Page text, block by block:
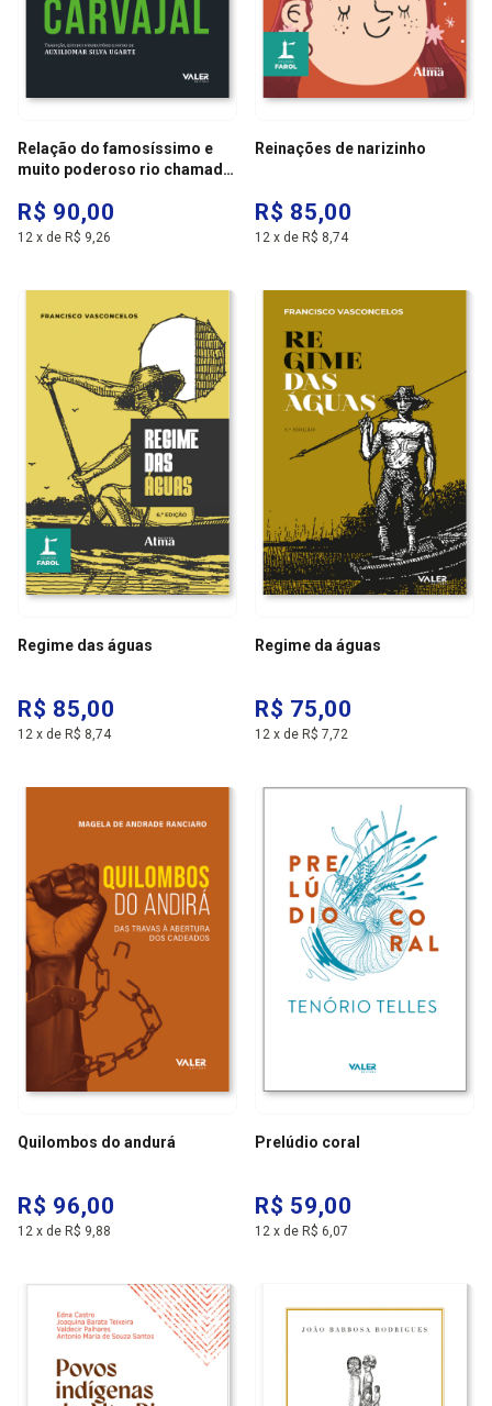
Relação do famosíssimo e
muito poderoso rio chamado
R$ 90,00
12 x de R$ 9,26
Reinações de narizinho
R$ 85,00
12 x de R$ 8,74
Regime das águas
R$ 85,00
12 x de R$ 8,74
Regime da águas
R$ 75,00
12 x de R$ 7,72
Quilombos do andurá
R$ 96,00
12 x de R$ 9,88
Prelúdio coral
R$ 59,00
12 x de R$ 6,07